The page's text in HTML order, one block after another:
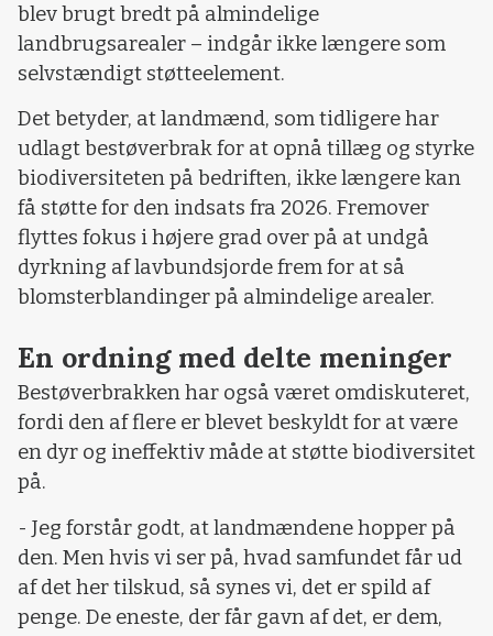
blev brugt bredt på almindelige
landbrugsarealer – indgår ikke længere som
selvstændigt støtteelement.
Det betyder, at landmænd, som tidligere har
udlagt bestøverbrak for at opnå tillæg og styrke
biodiversiteten på bedriften, ikke længere kan
få støtte for den indsats fra 2026. Fremover
flyttes fokus i højere grad over på at undgå
dyrkning af lavbundsjorde frem for at så
blomsterblandinger på almindelige arealer.
En ordning med delte meninger
Bestøverbrakken har også været omdiskuteret,
fordi den af flere er blevet beskyldt for at være
en dyr og ineffektiv måde at støtte biodiversitet
på.
- Jeg forstår godt, at landmændene hopper på
den. Men hvis vi ser på, hvad samfundet får ud
af det her tilskud, så synes vi, det er spild af
penge. De eneste, der får gavn af det, er dem,